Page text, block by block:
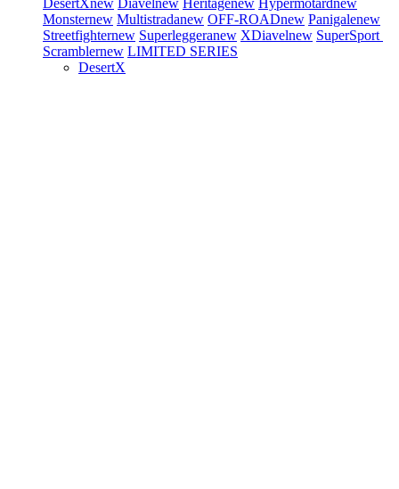
DesertXnew Diavelnew Heritagenew Hypermotardnew
Monsternew Multistradanew OFF-ROADnew Panigalenew
Streetfighternew Superleggeranew XDiavelnew SuperSport
Scramblernew LIMITED SERIES
DesertX